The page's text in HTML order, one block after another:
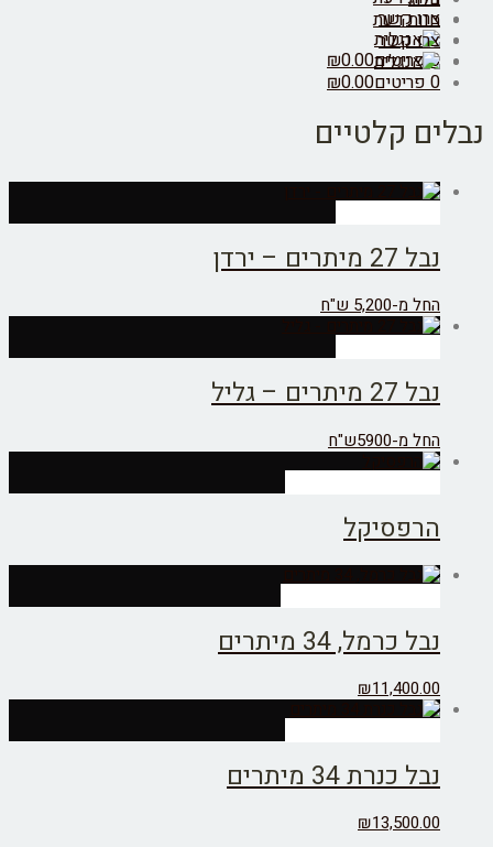
קשר
₪0.00
דעת
קשר
₪0.00
קלטיים
כרמל, 34 מיתרים
₪
כנרת 34 מיתרים
₪